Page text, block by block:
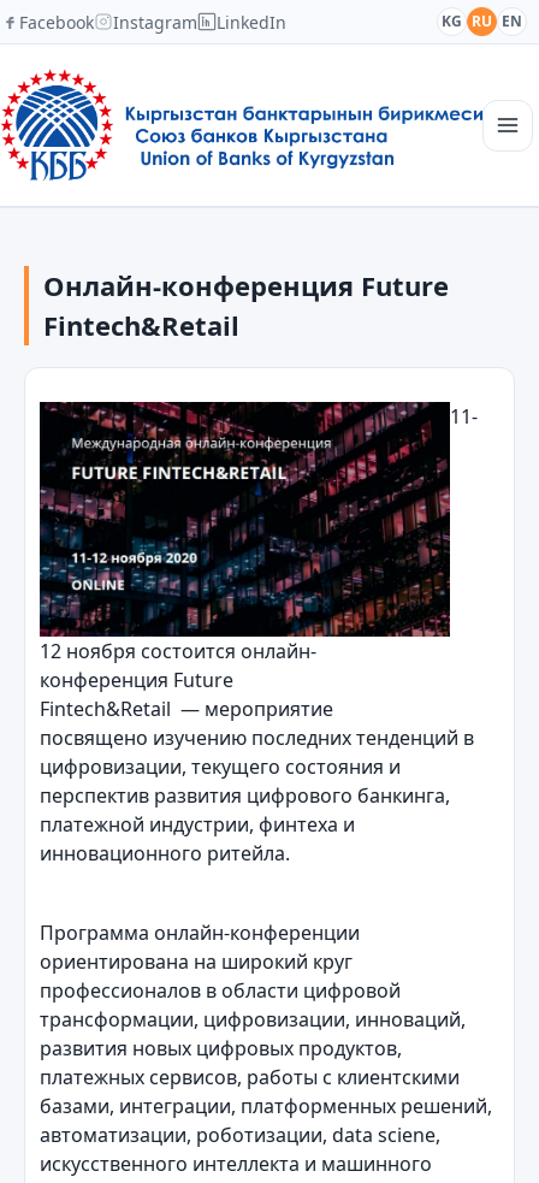
Facebook Instagram LinkedIn KG RU EN
Новости
Академия
Члены и партнеры
Сотрудничество
Контакты
Онлайн-конференция Future
Fintech&Retail
11-
12 ноября состоится онлайн-
конференция Future
Fintech&Retail — мероприятие
посвящено изучению последних тенденций в
цифровизации, текущего состояния и
перспектив развития цифрового банкинга,
платежной индустрии, финтеха и
инновационного ритейла.
Программа онлайн-конференции
ориентирована на широкий круг
профессионалов в области цифровой
трансформации, цифровизации, инноваций,
развития новых цифровых продуктов,
платежных сервисов, работы с клиентскими
базами, интеграции, платформенных решений,
автоматизации, роботизации, data sciene,
искусственного интеллекта и машинного